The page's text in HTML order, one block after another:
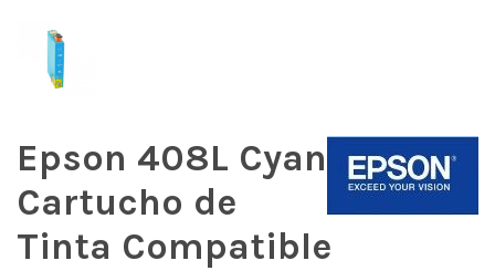
Epson 408L Cyan
Cartucho de
Tinta Compatible